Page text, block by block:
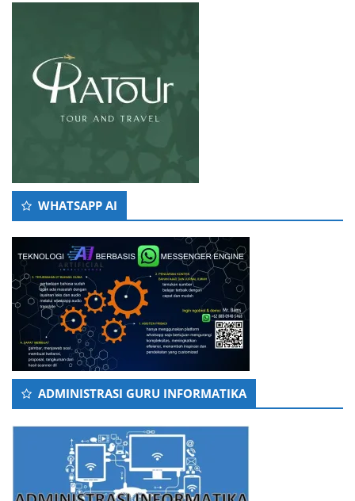
WHATSAPP AI
ADMINISTRASI GURU INFORMATIKA